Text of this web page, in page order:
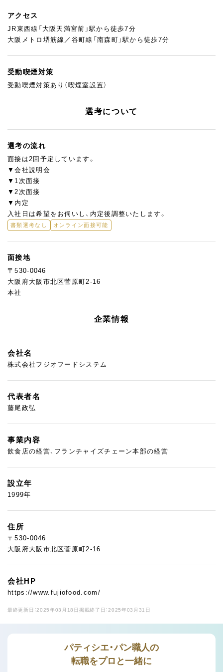
アクセス
JR東西線「大阪天満宮前」駅から徒歩7分
大阪メトロ堺筋線／谷町線「南森町」駅から徒歩7分
受動喫煙対策
受動喫煙対策あり（喫煙室設置）
選考について
選考の流れ
面接は2回予定しています。
▼会社説明会
▼1次面接
▼2次面接
▼内定
入社日は希望をお伺いし、内定後調整いたします。
書類選考なし オンライン面接可能
面接地
〒530-0046
大阪府大阪市北区菅原町2-16
本社
企業情報
会社名
株式会社フジオフードシステム
代表者名
藤尾政弘
事業内容
飲食店の経営、フランチャイズチェーン本部の経営
設立年
1999年
住所
〒530-0046
大阪府大阪市北区菅原町2-16
会社HP
https://www.fujiofood.com/
最終更新日：2025年03月18日 掲載終了日：2025年03月31日
パティシエ・パン職人の
転職をプロと一緒に